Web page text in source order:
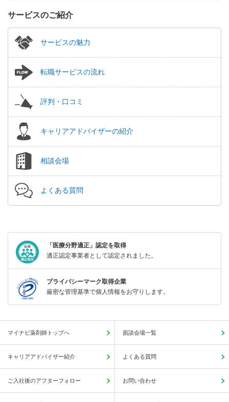
サービスのご紹介
サービスの魅力
転職サービスの流れ
評判・口コミ
キャリアアドバイザーの紹介
相談会場
よくある質問
「医療分野適正」認定を取得
適正認定事業者として認定されました。
プライバシーマーク取得企業
厳密な管理基準で個人情報をお守りします。
マイナビ薬剤師トップへ 面談会場一覧
キャリアアドバイザー紹介 よくある質問
ご入社後のアフターフォロー お問い合わせ